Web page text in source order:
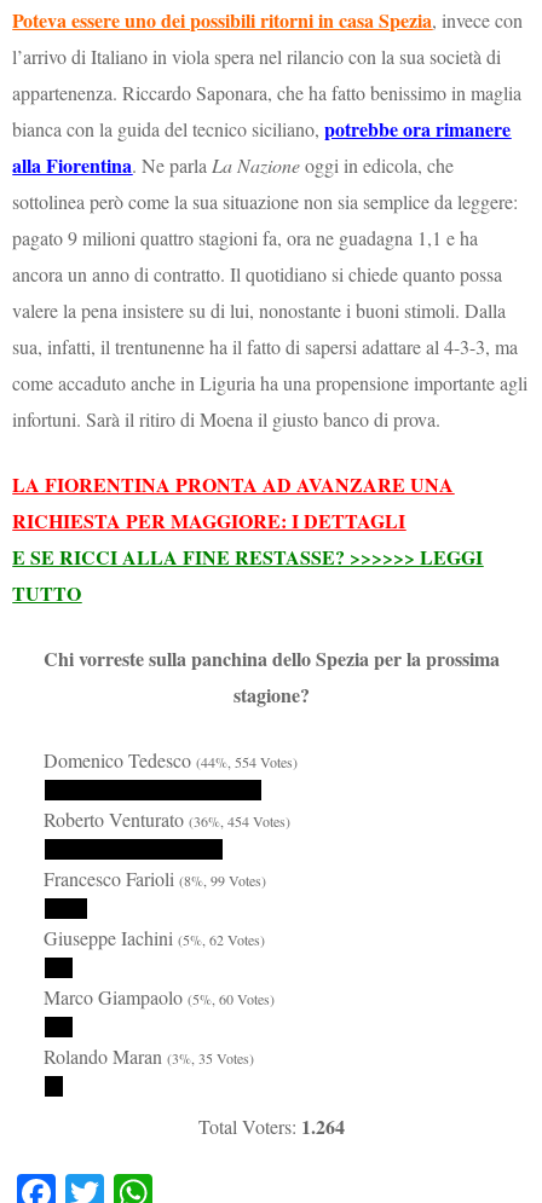
Poteva essere uno dei possibili ritorni in casa Spezia, invece con
l’arrivo di Italiano in viola spera nel rilancio con la sua società di
appartenenza. Riccardo Saponara, che ha fatto benissimo in maglia
bianca con la guida del tecnico siciliano,potrebbe ora rimanere
alla Fiorentina. Ne parla La Nazioneoggi in edicola, che
sottolinea però come la sua situazione non sia semplice da leggere:
pagato 9 milioni quattro stagioni fa, ora ne guadagna 1,1 e ha
ancora un anno di contratto. Il quotidiano si chiede quanto possa
valere la pena insistere su di lui, nonostante i buoni stimoli. Dalla
sua, infatti, il trentunenne ha il fatto di sapersi adattare al 4-3-3, ma
come accaduto anche in Liguria ha una propensione importante agli
infortuni. Sarà il ritiro di Moena il giusto banco di prova.
LA FIORENTINA PRONTA AD AVANZARE UNA
RICHIESTA PER MAGGIORE: I DETTAGLI
E SE RICCI ALLA FINE RESTASSE? >>>>>> LEGGI
TUTTO
Chi vorreste sulla panchina dello Spezia per la prossima
stagione?
Domenico Tedesco(44%, 554 Votes)
Roberto Venturato(36%, 454 Votes)
Francesco Farioli(8%, 99 Votes)
Giuseppe Iachini(5%, 62 Votes)
Marco Giampaolo(5%, 60 Votes)
Rolando Maran(3%, 35 Votes)
Total Voters: 1.264